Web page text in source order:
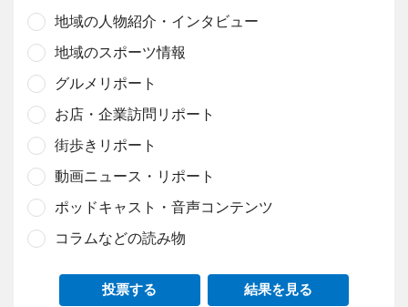
地域の人物紹介・インタビュー
地域のスポーツ情報
グルメリポート
お店・企業訪問リポート
街歩きリポート
動画ニュース・リポート
ポッドキャスト・音声コンテンツ
コラムなどの読み物
投票する 結果を見る